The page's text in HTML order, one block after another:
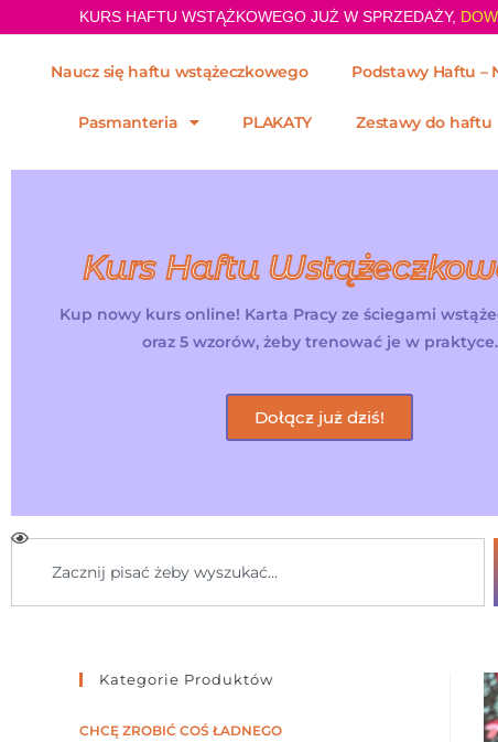
KURS HAFTU WSTĄŻKOWEGO JUŻ W SPRZEDAŻY,
Naucz się haftu wstążeczkowego Podstawy Haftu –
Pasmanteria PLAKATY Zestawy do haftu
Kurs Haftu
Kup nowy kurs online! Karta Pracy ze ściegami
oraz 5 wzorów, żeby trenować je w praktyce.
Dołącz już dziś!
Kategorie Produktów
CHCĘ ZROBIĆ COŚ ŁADNEGO